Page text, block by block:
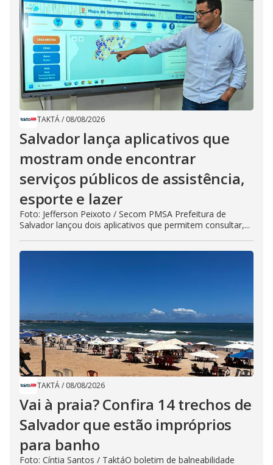
TAKTÁ/ 08/08/2026
Salvador lança aplicativos que
mostram onde encontrar
serviços públicos de assistência,
esporte e lazer
Foto: Jefferson Peixoto / Secom PMSA Prefeitura de
Salvador lançou dois aplicativos que permitem consultar,...
TAKTÁ/ 08/08/2026
Vai à praia? Confira 14 trechos de
Salvador que estão impróprios
para banho
Foto: Cíntia Santos / TaktáO boletim de balneabilidade